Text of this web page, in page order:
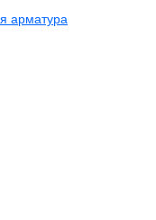
арматура